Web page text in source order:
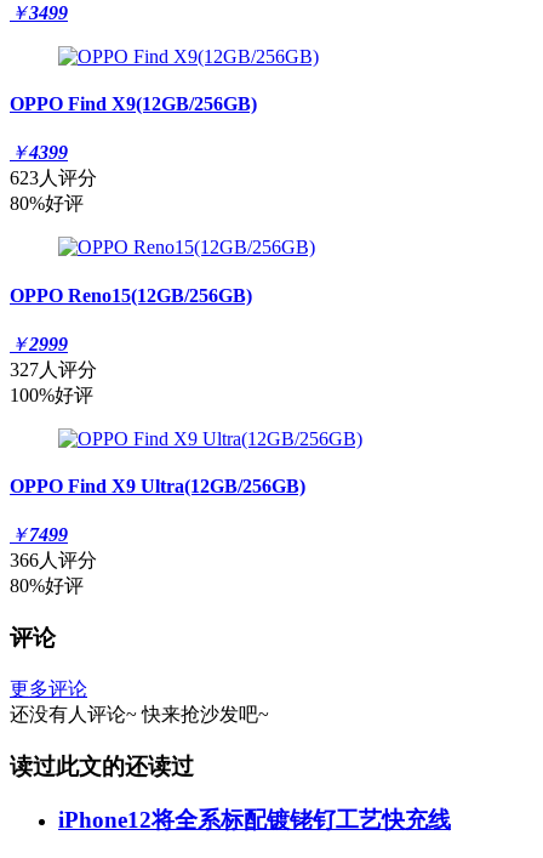
￥3499
OPPO Find X9(12GB/256GB)
￥4399
623人评分
80%好评
OPPO Reno15(12GB/256GB)
￥2999
327人评分
100%好评
OPPO Find X9 Ultra(12GB/256GB)
￥7499
366人评分
80%好评
评论
更多评论
还没有人评论~ 快来抢沙发吧~
读过此文的还读过
iPhone12将全系标配镀铑钌工艺快充线